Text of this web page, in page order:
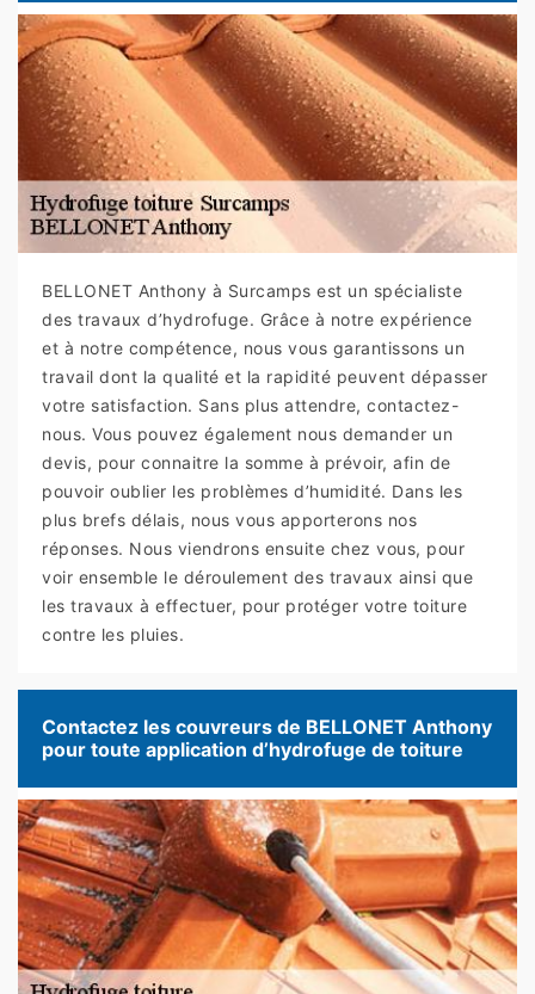
BELLONET Anthony à Surcamps est un spécialiste
des travaux d’hydrofuge. Grâce à notre expérience
et à notre compétence, nous vous garantissons un
travail dont la qualité et la rapidité peuvent dépasser
votre satisfaction. Sans plus attendre, contactez-
nous. Vous pouvez également nous demander un
devis, pour connaitre la somme à prévoir, afin de
pouvoir oublier les problèmes d’humidité. Dans les
plus brefs délais, nous vous apporterons nos
réponses. Nous viendrons ensuite chez vous, pour
voir ensemble le déroulement des travaux ainsi que
les travaux à effectuer, pour protéger votre toiture
contre les pluies.
Contactez les couvreurs de BELLONET Anthony
pour toute application d’hydrofuge de toiture